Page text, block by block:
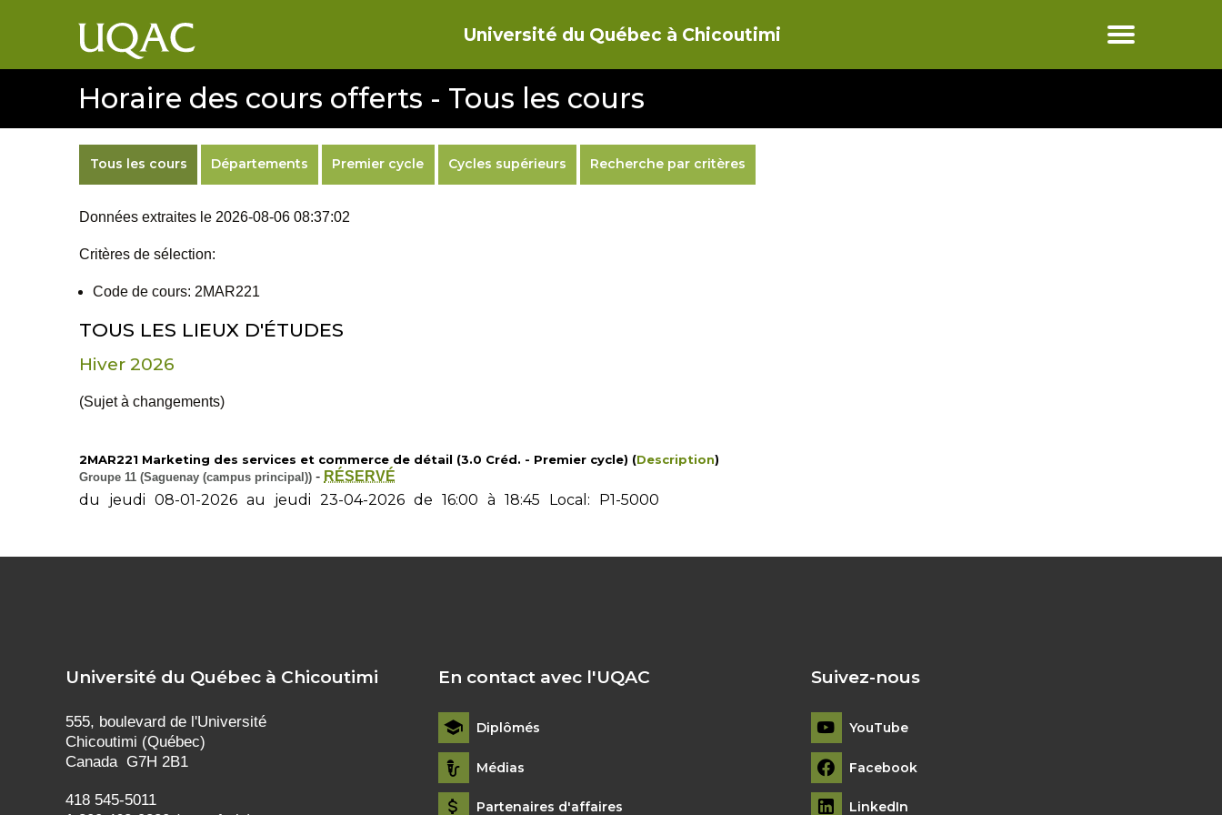
Université du Québec à Chicoutimi
Horaire des cours offerts - Tous les cours
Tous les cours Départements Premier cycle Cycles supérieurs Recherche par critères
Données extraites le 2026-08-06 08:37:02
Critères de sélection:
Code de cours: 2MAR221
TOUS LES LIEUX D'ÉTUDES
Hiver 2026
(Sujet à changements)
2MAR221 Marketing des services et commerce de détail (3.0 Créd. - Premier cycle) (Description)
Groupe 11 (Saguenay (campus principal)) - RÉSERVÉ
du jeudi 08-01-2026 au jeudi 23-04-2026 de 16:00 à 18:45 Local: P1-5000
Université du Québec à Chicoutimi
555, boulevard de l'Université
Chicoutimi (Québec)
Canada G7H 2B1
418 545-5011
En contact avec l'UQAC
Diplômés
Médias
Partenaires d'affaires
Suivez-nous
YouTube
Facebook
LinkedIn